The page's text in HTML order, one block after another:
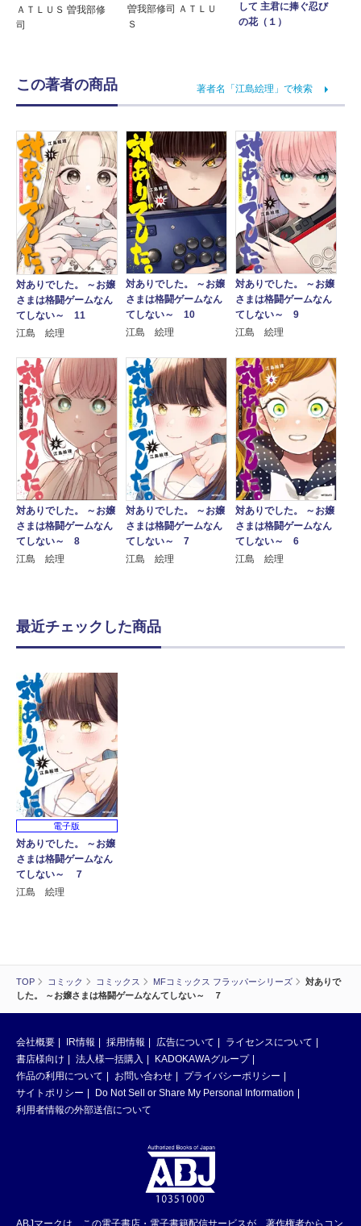
TOP コミック コミックス MFコミックス フラッパーシリーズ
対ありで
した。 ～お嬢さまは格闘ゲームなんてしない～ ７
ＡＴＬＵＳ 曽我部修
司
曽我部修司 ＡＴＬＵ
Ｓ
して 主君に捧ぐ忍び
の花（１）
この著者の商品 著者名「江島絵理」で検索
対ありでした。 ～お嬢
さまは格闘ゲームなん
てしない～ 11
江島 絵理
対ありでした。 ～お嬢
さまは格闘ゲームなん
てしない～ 10
江島 絵理
対ありでした。 ～お嬢
さまは格闘ゲームなん
てしない～ 9
江島 絵理
対ありでした。 ～お嬢
さまは格闘ゲームなん
てしない～ 8
江島 絵理
対ありでした。 ～お嬢
さまは格闘ゲームなん
てしない～ 7
江島 絵理
対ありでした。 ～お嬢
さまは格闘ゲームなん
てしない～ 6
江島 絵理
最近チェックした商品
電子版
対ありでした。 ～お嬢
さまは格闘ゲームなん
てしない～ ７
江島 絵理
会社概要 IR情報 採用情報 広告について
ライセンスについて
書店様向け
法人様一括購入
KADOKAWAグループ
作品の利用について
お問い合わせ
プライバシーポリシー
サイトポリシー
Do Not Sell or Share My Personal Information
利用者情報の外部送信について
ABJマークは、この電子書店・電子書籍配信サービスが、著作権者からコン